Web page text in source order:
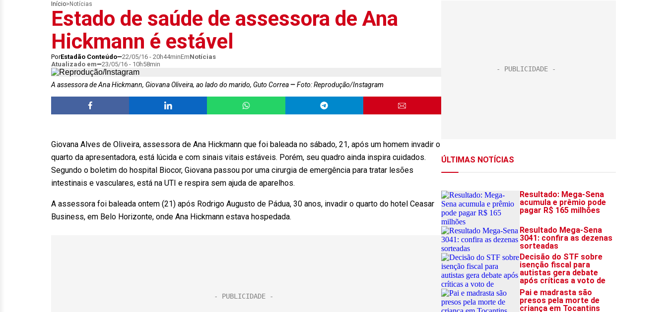
Início> Notícias
Estado de saúde de assessora de Ana
Hickmann é estável
PorEstadão Conteúdo 22/05/16 - 20h44minEmNotícias
Atualizado em
23/05/16 - 10h58min
A assessora de Ana Hickmann, Giovana Oliveira, ao lado do marido, Guto Correa Foto: Reprodução/Instagram
Giovana Alves de Oliveira, assessora de Ana Hickmann que foi baleada no sábado, 21, após um homem invadir o
quarto da apresentadora, está lúcida e com sinais vitais estáveis. Porém, seu quadro ainda inspira cuidados.
Segundo o boletim do hospital Biocor, Giovana passou por uma cirurgia de emergência para tratar lesões
intestinais e vasculares, está na UTI e respira sem ajuda de aparelhos.
A assessora foi baleada ontem (21) após Rodrigo Augusto de Pádua, 30 anos, invadir o quarto do hotel Ceasar
Business, em Belo Horizonte, onde Ana Hickmann estava hospedada.